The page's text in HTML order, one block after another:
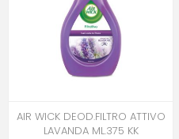
AIR WICK DEOD.FILTRO ATTIVO
LAVANDA ML.375 KK